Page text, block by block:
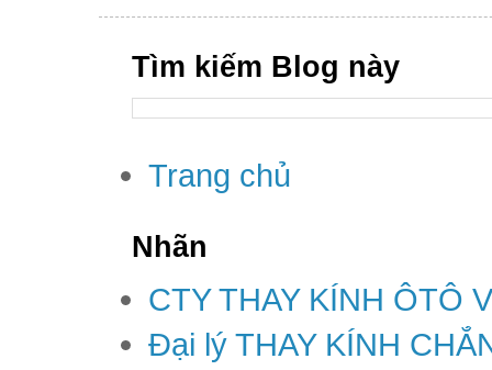
Tìm kiếm Blog này
Trang chủ
Nhãn
CTY THAY KÍNH ÔTÔ
Đại lý THAY KÍNH